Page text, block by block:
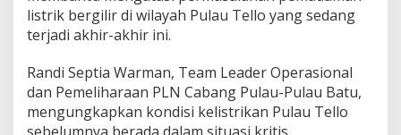
listrik bergilir di wilayah Pulau Tello yang sedang
terjadi akhir-akhir ini.
Randi Septia Warman, Team Leader Operasional
dan Pemeliharaan PLN Cabang Pulau-Pulau Batu,
mengungkapkan kondisi kelistrikan Pulau Tello